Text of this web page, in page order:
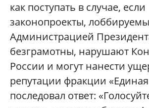
как поступать в случае, если
законопроекты,
Администрацией
безграмотны, нарушают
России и могут нанести
репутации фракции
последовал ответ: